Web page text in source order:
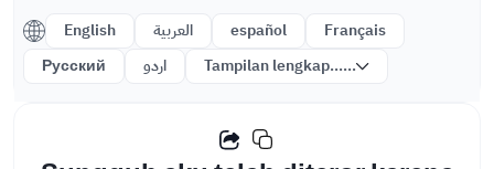
English العربية español
Français
Русский
اردو Tampilan lengkap......